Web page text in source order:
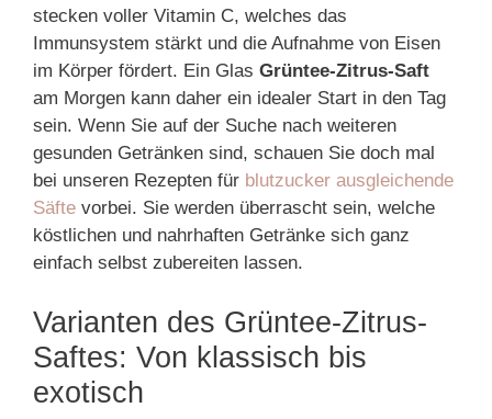
stecken voller Vitamin C, welches das
Immunsystem stärkt und die Aufnahme von Eisen
im Körper fördert. Ein Glas Grüntee-Zitrus-Saft
am Morgen kann daher ein idealer Start in den Tag
sein. Wenn Sie auf der Suche nach weiteren
gesunden Getränken sind, schauen Sie doch mal
bei unseren Rezepten für blutzucker ausgleichende
Säfte vorbei. Sie werden überrascht sein, welche
köstlichen und nahrhaften Getränke sich ganz
einfach selbst zubereiten lassen.
Varianten des Grüntee-Zitrus-
Saftes: Von klassisch bis
exotisch